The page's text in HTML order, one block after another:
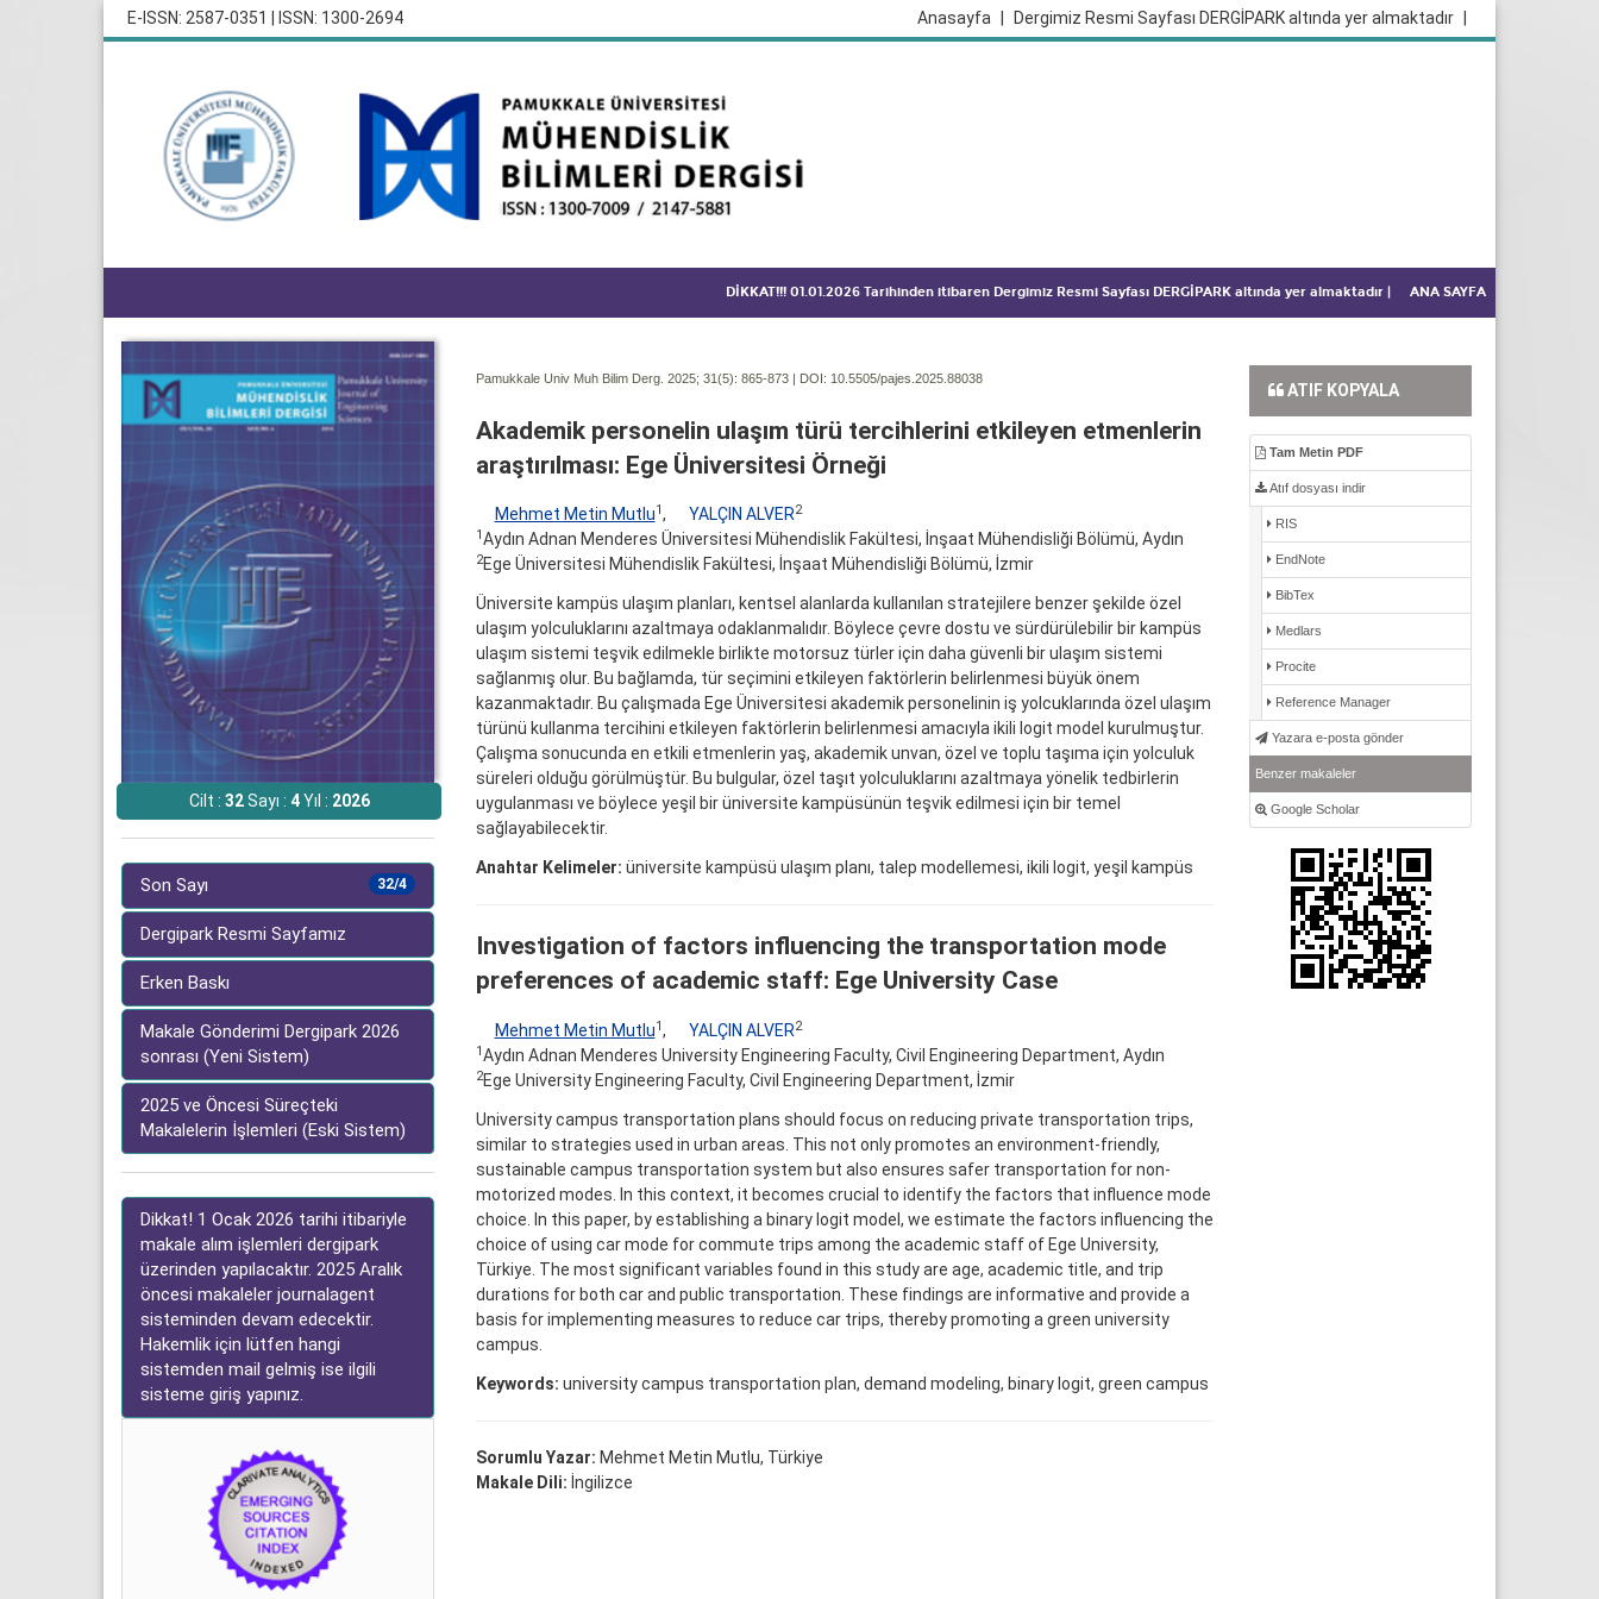
E-ISSN: 2587-0351 | ISSN: 1300-2694 Dergimiz Resmi Sayfası DERGİPARK altında yer almaktadır
Anasayfa
DİKKAT!!! 01.01.2026 Tarihinden itibaren Dergimiz Resmi Sayfası DERGİPARK altında yer almaktadır ANA SAYFA
Cilt : 32Sayı : 4Yıl : 2026
32/4
Son Sayı
Dergipark Resmi Sayfamız
Erken Baskı
Makale Gönderimi Dergipark 2026
sonrası (Yeni Sistem)
2025 ve Öncesi Süreçteki
Makalelerin İşlemleri (Eski Sistem)
Dikkat! 1 Ocak 2026 tarihi itibariyle
makale alım işlemleri dergipark
üzerinden yapılacaktır. 2025 Aralık
öncesi makaleler journalagent
sisteminden devam edecektir.
Hakemlik için lütfen hangi
sistemden mail gelmiş ise ilgili
sisteme giriş yapınız.
Pamukkale Univ Muh Bilim Derg. 2025; 31(5): 865-873 | DOI: 10.5505/pajes.2025.88038
Akademik personelin ulaşım türü tercihlerini etkileyen etmenlerin
araştırılması: Ege Üniversitesi Örneği
Mehmet Metin Mutlu1 , YALÇIN ALVER2
1 Aydın Adnan Menderes Üniversitesi Mühendislik Fakültesi, İnşaat Mühendisliği Bölümü, Aydın
2Ege Üniversitesi Mühendislik Fakültesi, İnşaat Mühendisliği Bölümü, İzmir
Üniversite kampüs ulaşım planları, kentsel alanlarda kullanılan stratejilere benzer şekilde özel
ulaşım yolculuklarını azaltmaya odaklanmalıdır. Böylece çevre dostu ve sürdürülebilir bir kampüs
ulaşım sistemi teşvik edilmekle birlikte motorsuz türler için daha güvenli bir ulaşım sistemi
sağlanmış olur. Bu bağlamda, tür seçimini etkileyen faktörlerin belirlenmesi büyük önem
kazanmaktadır. Bu çalışmada Ege Üniversitesi akademik personelinin iş yolcuklarında özel ulaşım
türünü kullanma tercihini etkileyen faktörlerin belirlenmesi amacıyla ikili logit model kurulmuştur.
Çalışma sonucunda en etkili etmenlerin yaş, akademik unvan, özel ve toplu taşıma için yolculuk
süreleri olduğu görülmüştür. Bu bulgular, özel taşıt yolculuklarını azaltmaya yönelik tedbirlerin
uygulanması ve böylece yeşil bir üniversite kampüsünün teşvik edilmesi için bir temel
sağlayabilecektir.
Anahtar Kelimeler: üniversite kampüsü ulaşım planı, talep modellemesi, ikili logit, yeşil kampüs
Investigation of factors influencing the transportation mode
preferences of academic staff: Ege University Case
Mehmet Metin Mutlu1, YALÇIN ALVER2
1Aydın Adnan Menderes University Engineering Faculty, Civil Engineering Department, Aydın
2Ege University Engineering Faculty, Civil Engineering Department, İzmir
University campus transportation plans should focus on reducing private transportation trips,
similar to strategies used in urban areas. This not only promotes an environment-friendly,
sustainable campus transportation system but also ensures safer transportation for non-
motorized modes. In this context, it becomes crucial to identify the factors that influence mode
choice. In this paper, by establishing a binary logit model, we estimate the factors influencing the
choice of using car mode for commute trips among the academic staff of Ege University,
Türkiye. The most significant variables found in this study are age, academic title, and trip
durations for both car and public transportation. These findings are informative and provide a
basis for implementing measures to reduce car trips, thereby promoting a green university
campus.
Keywords: university campus transportation plan, demand modeling, binary logit, green campus
Sorumlu Yazar: Mehmet Metin Mutlu, Türkiye
Makale Dili: İngilizce
ATIF KOPYALA
Tam Metin PDF
Atıf dosyası indir
RIS
EndNote
BibTex
Medlars
Procite
Reference Manager
Yazara e-posta gönder
Benzer makaleler
Google Scholar